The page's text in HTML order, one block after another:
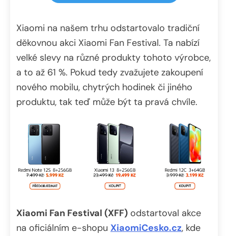
Xiaomi na našem trhu odstartovalo tradiční
děkovnou akci Xiaomi Fan Festival. Ta nabízí
velké slevy na různé produkty tohoto výrobce,
a to až 61 %. Pokud tedy zvažujete zakoupení
nového mobilu, chytrých hodinek či jiného
produktu, tak teď může být ta pravá chvíle.
Xiaomi Fan Festival (XFF) odstartoval akce
na oficiálním e-shopu XiaomiCesko.cz, kde